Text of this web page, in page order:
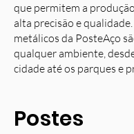
que permitem a
alta precisão e
metálicos da PosteAço
qualquer ambiente,
cidade até os parques e
Postes